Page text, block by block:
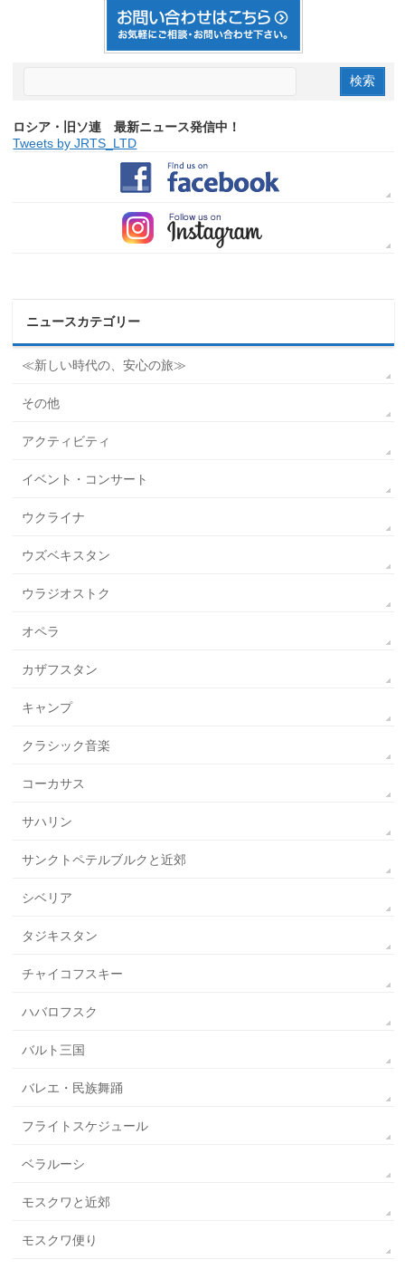
ロシア・旧ソ連 最新ニュース発信中！
Tweets by JRTS_LTD
ニュースカテゴリー
≪新しい時代の、安心の旅≫
その他
アクティビティ
イベント・コンサート
ウクライナ
ウズベキスタン
ウラジオストク
オペラ
カザフスタン
キャンプ
クラシック音楽
コーカサス
サハリン
サンクトペテルブルクと近郊
シベリア
タジキスタン
チャイコフスキー
ハバロフスク
バルト三国
バレエ・民族舞踊
フライトスケジュール
ベラルーシ
モスクワと近郊
モスクワ便り